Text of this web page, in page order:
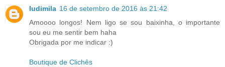
ludimila 16 de setembro de 2016 às 21:42
Amoooo longos! Nem ligo se sou baixinha, o importante
sou eu me sentir bem haha
Obrigada por me indicar :)
Boutique de Clichês